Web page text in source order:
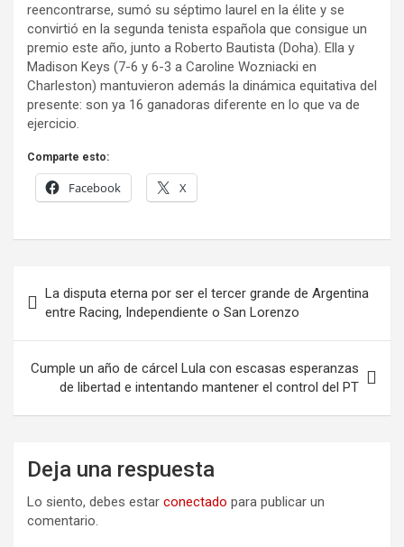
reencontrarse, sumó su séptimo laurel en la élite y se
convirtió en la segunda tenista española que consigue un
premio este año, junto a Roberto Bautista (Doha). Ella y
Madison Keys (7-6 y 6-3 a Caroline Wozniacki en
Charleston) mantuvieron además la dinámica equitativa del
presente: son ya 16 ganadoras diferente en lo que va de
ejercicio.
Comparte esto:
Facebook X
de
entradas
La disputa eterna por ser el tercer grande de Argentina
entre Racing, Independiente o San Lorenzo
Cumple un año de cárcel Lula con escasas esperanzas
de libertad e intentando mantener el control del PT
Deja una respuesta
Lo siento, debes estar conectado para publicar un
comentario.